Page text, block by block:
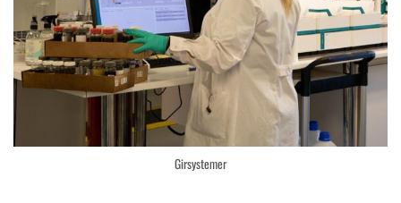
Girsystemer